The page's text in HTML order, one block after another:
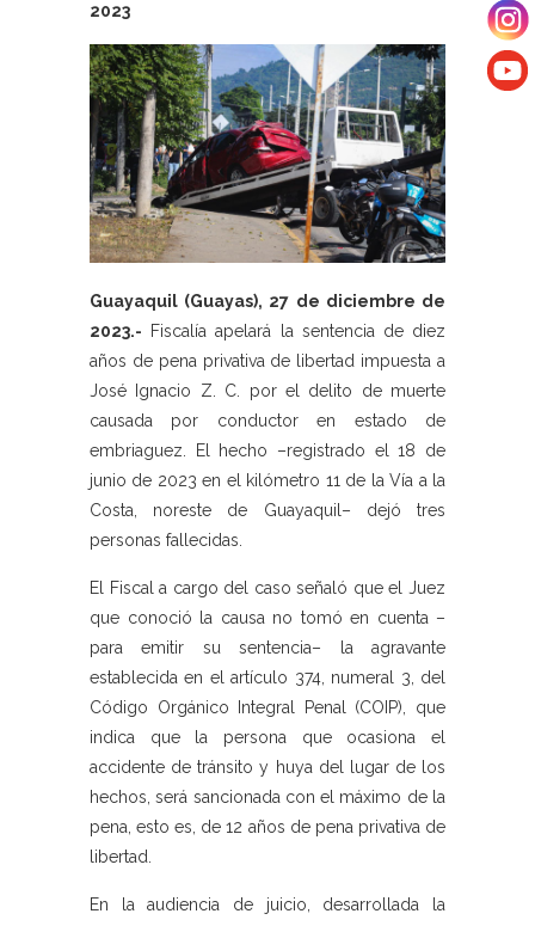
2023
Guayaquil (Guayas), 27 de diciembre de
2023.- Fiscalía apelará la sentencia de diez
años de pena privativa de libertad impuesta a
José Ignacio Z. C. por el delito de muerte
causada por conductor en estado de
embriaguez. El hecho –registrado el 18 de
junio de 2023 en el kilómetro 11 de la Vía a la
Costa, noreste de Guayaquil– dejó tres
personas fallecidas.
El Fiscal a cargo del caso señaló que el Juez
que conoció la causa no tomó en cuenta –
para emitir su sentencia– la agravante
establecida en el artículo 374, numeral 3, del
Código Orgánico Integral Penal (COIP), que
indica que la persona que ocasiona el
accidente de tránsito y huya del lugar de los
hechos, será sancionada con el máximo de la
pena, esto es, de 12 años de pena privativa de
libertad.
En la audiencia de juicio, desarrollada la